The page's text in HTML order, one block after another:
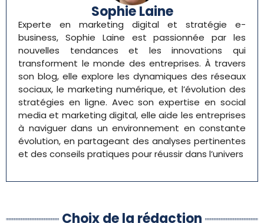
Sophie Laine
Experte en marketing digital et stratégie e-
business, Sophie Laine est passionnée par les
nouvelles tendances et les innovations qui
transforment le monde des entreprises. À travers
son blog, elle explore les dynamiques des réseaux
sociaux, le marketing numérique, et l’évolution des
stratégies en ligne. Avec son expertise en social
media et marketing digital, elle aide les entreprises
à naviguer dans un environnement en constante
évolution, en partageant des analyses pertinentes
et des conseils pratiques pour réussir dans l’univers
Choix de la rédaction